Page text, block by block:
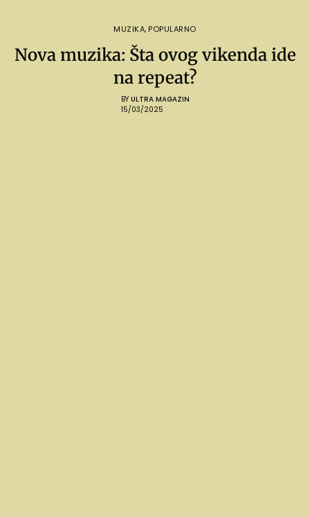
MUZIKA, POPULARNO
Nova muzika: Šta ovog vikenda ide
na repeat?
BY ULTRA MAGAZIN
15/03/2025